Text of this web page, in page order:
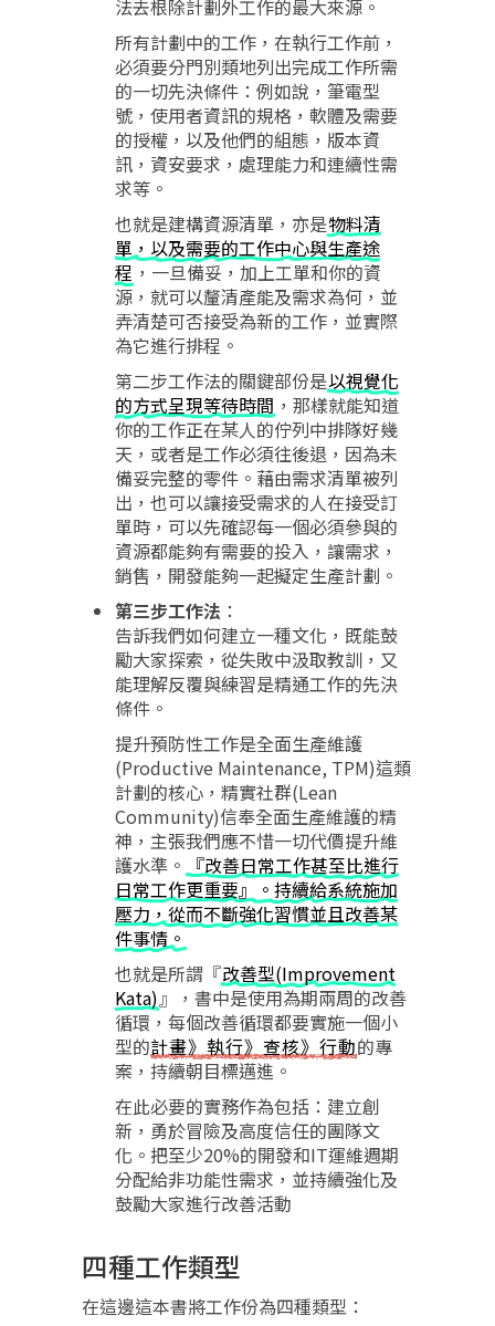
法去根除計劃外工作的最大來源。
所有計劃中的工作，在執行工作前，
必須要分門別類地列出完成工作所需
的一切先決條件：例如說，筆電型
號，使用者資訊的規格，軟體及需要
的授權，以及他們的組態，版本資
訊，資安要求，處理能力和連續性需
求等。
也就是建構資源清單，亦是物料清
單，以及需要的工作中心與生產途
程 ，一旦備妥，加上工單和你的資
源，就可以釐清產能及需求為何，並
弄清楚可否接受為新的工作，並實際
為它進行排程。
第二步工作法的關鍵部份是以視覺化
的方式呈現等待時間 ，那樣就能知道
你的工作正在某人的佇列中排隊好幾
天，或者是工作必須往後退，因為未
備妥完整的零件。藉由需求清單被列
出，也可以讓接受需求的人在接受訂
單時，可以先確認每一個必須參與的
資源都能夠有需要的投入，讓需求，
銷售，開發能夠一起擬定生產計劃。
第三步工作法 ：
告訴我們如何建立一種文化，既能鼓
勵大家探索，從失敗中汲取教訓，又
能理解反覆與練習是精通工作的先決
條件。
提升預防性工作是全面生產維護
(Productive Maintenance, TPM)這類
計劃的核心，精實社群(Lean
Community)信奉全面生產維護的精
神，主張我們應不惜一切代價提升維
護水準。
『改善日常工作甚至比進行
日常工作更重要』。持續給系統施加
壓力，從而不斷強化習慣並且改善某
件事情。
也就是所謂『改善型(Improvement
Kata) 』，書中是使用為期兩周的改善
循環，每個改善循環都要實施一個小
型的計畫》執行》查核》行動的專
案，持續朝目標邁進。
在此必要的實務作為包括：建立創
新，勇於冒險及高度信任的團隊文
化。把至少20%的開發和IT運維週期
分配給非功能性需求，並持續強化及
鼓勵大家進行改善活動
四種工作類型
在這邊這本書將工作份為四種類型：